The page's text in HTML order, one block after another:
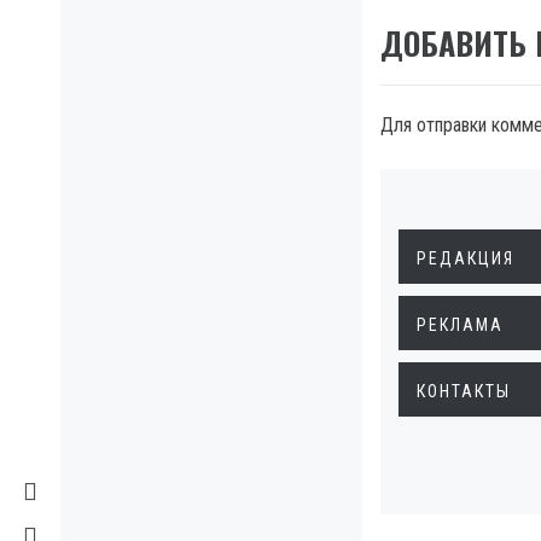
ДОБАВИТЬ
Для отправки
РЕДАКЦИЯ
РЕКЛАМА
КОНТАКТЫ